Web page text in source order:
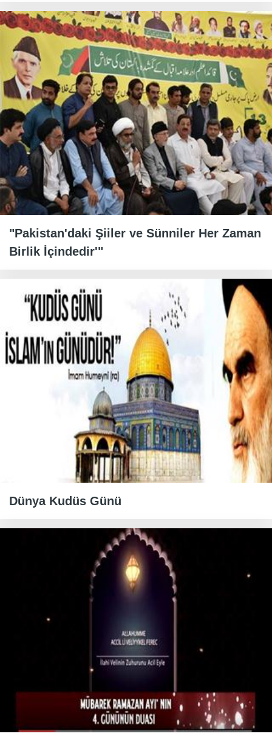
"Pakistan'daki Şiiler ve Sünniler Her Zaman
Birlik İçindedir'"
Dünya Kudüs Günü